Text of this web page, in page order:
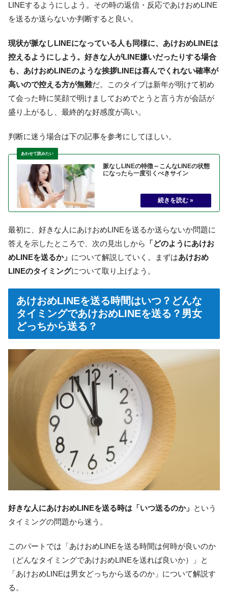
LINEするようにしよう。その時の返信・反応であけおめLINE
を送るか送らないか判断すると良い。
現状が脈なしLINEになっている人も同様に、あけおめLINEは
控えるようにしよう。好きな人がLINE嫌いだったりする場合
も、あけおめLINEのような挨拶LINEは喜んでくれない確率が
高いので控える方が無難だ。このタイプは新年が明けて初め
て会った時に笑顔で明けましておめでとうと言う方が会話が
盛り上がるし、最終的な好感度が高い。
判断に迷う場合は下の記事を参考にしてほしい。
脈なしLINEの特徴～こんなLINEの状態
になったら一度引くべきサイン
最初に、好きな人にあけおめLINEを送るか送らないか問題に
答えを示したところで、次の見出しから
「どのようにあけお
めLINEを送るか」 について解説していく。まずはあけおめ
LINEのタイミングについて取り上げよう。
あけおめLINEを送る時間はいつ？どんな
タイミングであけおめLINEを送る？男女
どっちから送る？
好きな人にあけおめLINEを送る時は「いつ送るのか」 という
タイミングの問題から迷う。
このパートでは「あけおめLINEを送る時間は何時が良いのか
（どんなタイミングであけおめLINEを送れば良いか）」と
「あけおめLINEは男女どっちから送るのか」について解説す
る。